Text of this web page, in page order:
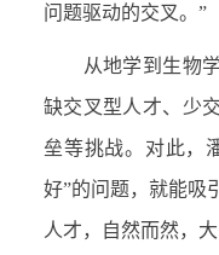
问题驱动的交叉。”
从地学到生物
缺交叉型人才、少
垒等挑战。对此，
好”的问题，就能吸
人才，自然而然，